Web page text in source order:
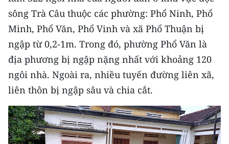
54 DÂN TỘC VIỆT NAM
CHƯƠNG TRÌNH OCOP - MỖI XÃ
MỘT SẢN PHẨM
RADIO
MEDIA CENTER
E-Magazine
sông Trà Câu thuộc các phường: Phổ Ninh, Phổ
Minh, Phổ Văn, Phổ Vinh và xã Phổ Thuận bị
ngập từ 0,2-1m. Trong đó, phường Phổ Văn là
địa phương bị ngập nặng nhất với khoảng 120
ngôi nhà. Ngoài ra, nhiều tuyến đường liên xã,
liên thôn bị ngập sâu và chia cắt.